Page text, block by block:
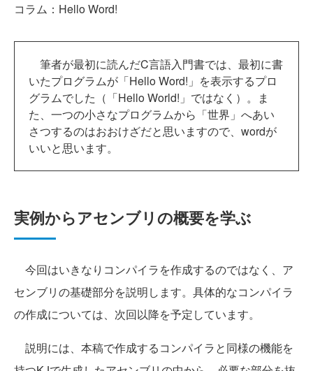
コラム：Hello Word!
筆者が最初に読んだC言語入門書では、最初に書
いたプログラムが「Hello Word!」を表示するプロ
グラムでした（「Hello World!」ではなく）。ま
た、一つの小さなプログラムから「世界」へあい
さつするのはおおけざだと思いますので、wordが
いいと思います。
実例からアセンブリの概要を学ぶ
今回はいきなりコンパイラを作成するのではなく、ア
センブリの基礎部分を説明します。具体的なコンパイラ
の作成については、次回以降を予定しています。
説明には、本稿で作成するコンパイラと同様の機能を